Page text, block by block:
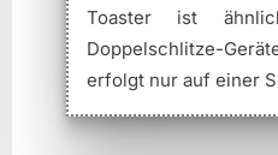
Toaster ist
Doppelschlitze-
erfolgt nur auf einer